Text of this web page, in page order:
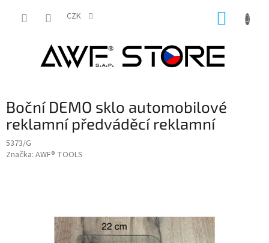
CZK
Boční DEMO sklo automobilové
reklamní předváděcí reklamní
5373/G
Značka: AWF® TOOLS